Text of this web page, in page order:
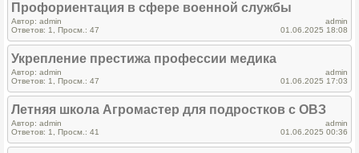
Профориентация в сфере военной службы
Автор: admin
Ответов: 1, Просм.: 47
admin
01.06.2025 18:08
Укрепление престижа профессии медика
Автор: admin
Ответов: 1, Просм.: 47
admin
01.06.2025 17:03
Летняя школа Агромастер для подростков с ОВЗ
Автор: admin
Ответов: 1, Просм.: 41
admin
01.06.2025 00:36